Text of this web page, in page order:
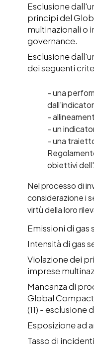
Esclusione
principi del
multinazionali o
governance.
Esclusione
dei seguenti
- una
-
- un
- una
obiettivi
Nel processo di
considerazione i
virtù della loro
Emissioni di gas
Intensità di gas
Violazione dei
imprese
Mancanza di
Global Compact
(11) - esclusione
Esposizione ad
Tasso di